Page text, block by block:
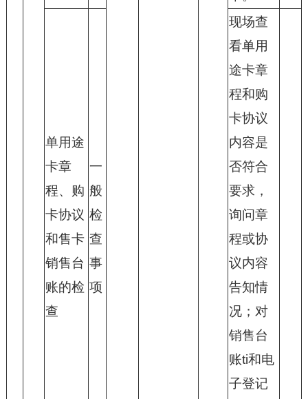
单用途
卡章
程、购
卡协议
和售卡
销售台
账的检
查
一
般
检
查
事
项
现场查
看单用
途卡章
程和购
卡协议
内容是
否符合
要求，
询问章
程或协
议内容
告知情
况；对
销售台
账ti和电
子登记